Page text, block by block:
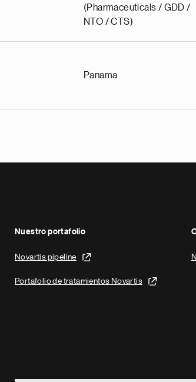
(Pharmaceuticals / GDD /
NTO / CTS)
Panama
Nuestro portafolio
Novartis pipeline
Portafolio de tratamientos Novartis